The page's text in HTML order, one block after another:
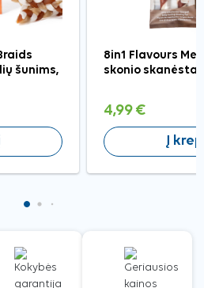
šunims,
8in1 Flavours
skonio
4,99 €
Į